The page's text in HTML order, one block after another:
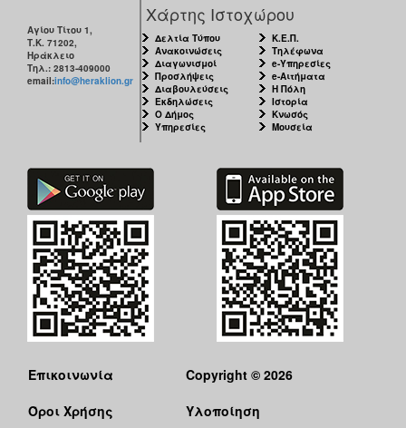
ΠΟΛΗΑγίου Τίτου 1,
Τ.Κ. 71202,
Ηράκλειο
Τηλ.: 2813-409000
email:info@heraklion.gr
Χάρτης Ιστοχώρου
Δελτία Τύπου
Ανακοινώσεις
Διαγωνισμοί
Προσλήψεις
Διαβουλεύσεις
Εκδηλώσεις
Ο Δήμος
Υπηρεσίες
Κ.Ε.Π.
Τηλέφωνα
e-Υπηρεσίες
e-Αιτήματα
Η Πόλη
Ιστορία
Κνωσός
Μουσεία
Επικοινωνία
Όροι Χρήσης
Copyright © 2026
Υλοποίηση